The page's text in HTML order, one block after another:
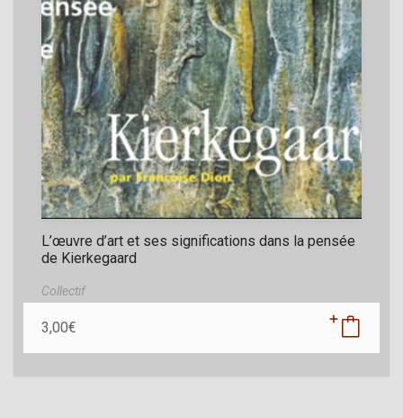
L’œuvre d’art et ses significations dans la pensée
de Kierkegaard
Collectif
3,00€